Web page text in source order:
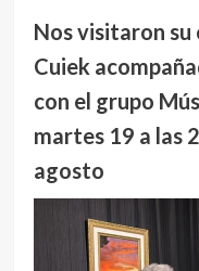
Nos visitaron
Cuiek
con el grupo
martes 19 a las
agosto